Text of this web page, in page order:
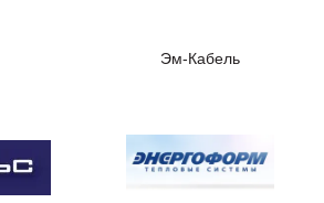
Эм-Кабель